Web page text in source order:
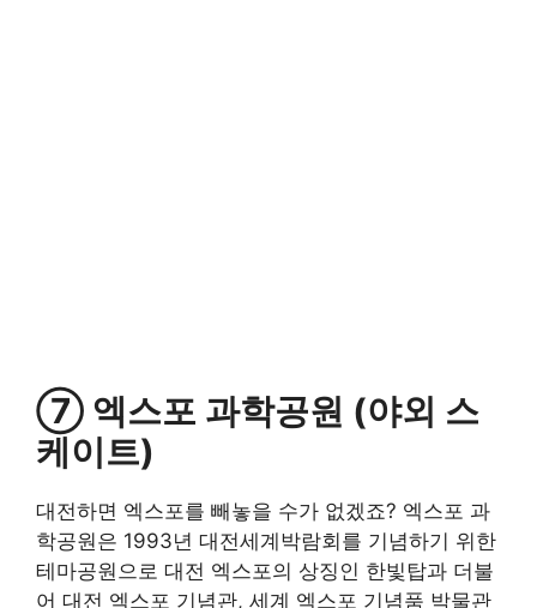
⑦ 엑스포 과학공원 (야외 스
케이트)
대전하면 엑스포를 빼놓을 수가 없겠죠? 엑스포 과
학공원은 1993년 대전세계박람회를 기념하기 위한
테마공원으로 대전 엑스포의 상징인 한빛탑과 더불
어 대전 엑스포 기념관, 세계 엑스포 기념품 박물관